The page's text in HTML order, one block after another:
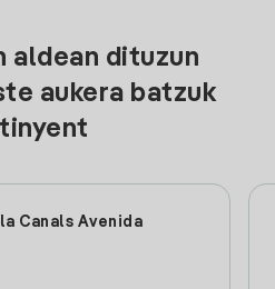
aldean dituzun
aukera batzuk
Canals Avenida